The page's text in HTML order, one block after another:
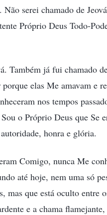
serei chamado de
Próprio Deus Todo-
Também já fui chamado
elas Me amavam e
nos tempos
o Próprio Deus que Se
honra e glória.
Comigo, nunca Me
até hoje, nem uma só
mas que está oculto entre
e a chama